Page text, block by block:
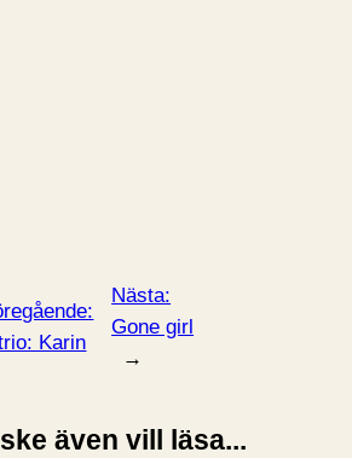
Karin
Nästa:
Gone girl
→
även vill läsa...